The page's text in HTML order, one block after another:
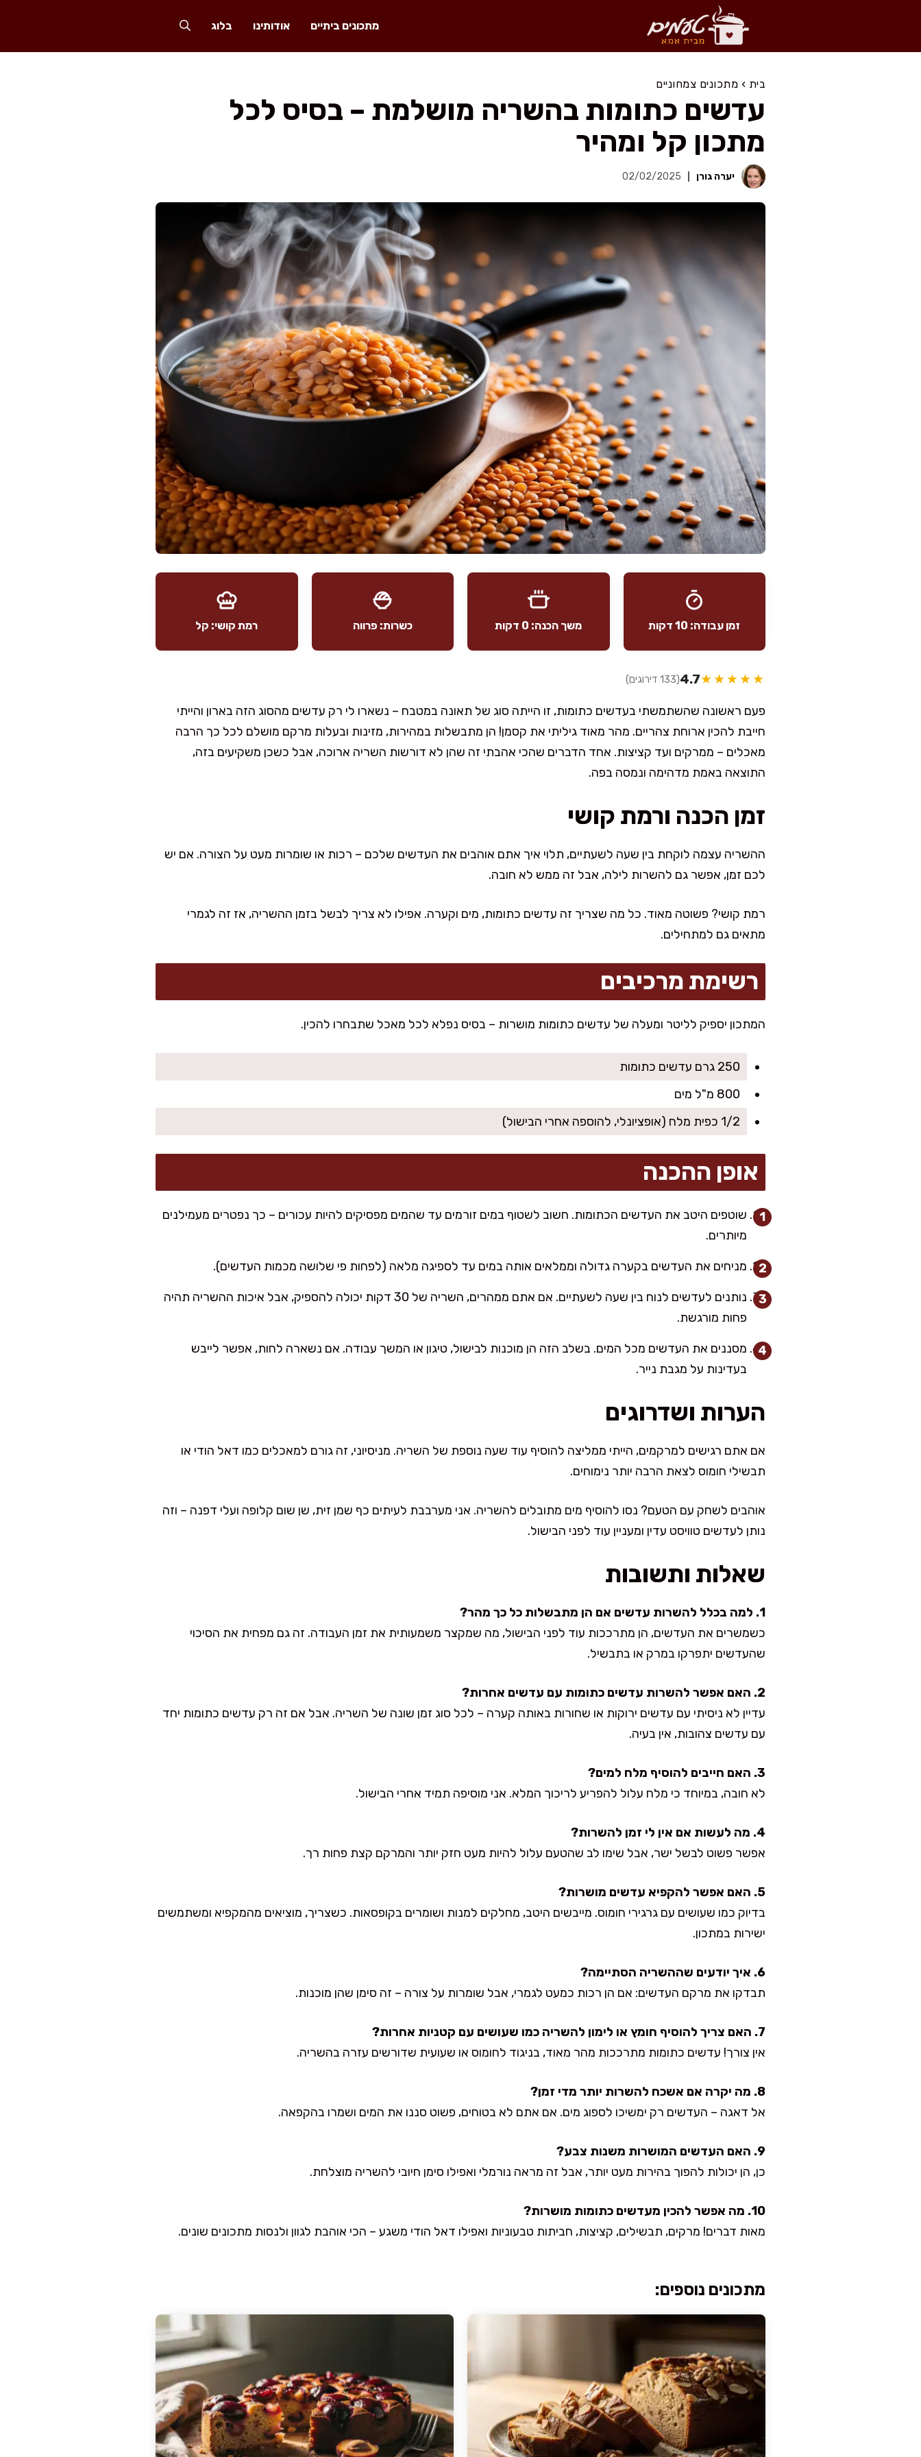
מתכונים ביתיים אודותינו בלוג
בית › מתכונים צמחוניים
עדשים כתומות בהשריה מושלמת – בסיס לכל
מתכון קל ומהיר
יערה גורן 02/02/2025
זמן עבודה: 10 דקות משך הכנה: 0 דקות כשרות: פרווה רמת קושי: קל
★★★★★
4.7(133 דירוגים)
פעם ראשונה שהשתמשתי בעדשים כתומות, זו הייתה סוג של תאונה במטבח – נשארו לי רק עדשים מהסוג הזה בארון והייתי
חייבת להכין ארוחת צהריים. מהר מאוד גיליתי את קסמן! הן מתבשלות במהירות, מזינות ובעלות מרקם מושלם לכל כך הרבה
מאכלים – ממרקים ועד קציצות. אחד הדברים שהכי אהבתי זה שהן לא דורשות השריה ארוכה, אבל כשכן משקיעים בזה,
התוצאה באמת מדהימה ונמסה בפה.
זמן הכנה ורמת קושי
ההשריה עצמה לוקחת בין שעה לשעתיים, תלוי איך אתם אוהבים את העדשים שלכם – רכות או שומרות מעט על הצורה. אם יש
לכם זמן, אפשר גם להשרות לילה, אבל זה ממש לא חובה.
רמת קושי? פשוטה מאוד. כל מה שצריך זה עדשים כתומות, מים וקערה. אפילו לא צריך לבשל בזמן ההשריה, אז זה לגמרי
מתאים גם למתחילים.
רשימת מרכיבים
המתכון יספיק לליטר ומעלה של עדשים כתומות מושרות – בסיס נפלא לכל מאכל שתבחרו להכין.
250 גרם עדשים כתומות
800 מ"ל מים
1/2 כפית מלח (אופציונלי, להוספה אחרי הבישול)
אופן ההכנה
שוטפים היטב את העדשים הכתומות. חשוב לשטוף במים זורמים עד שהמים מפסיקים להיות עכורים – כך נפטרים מעמילנים
מיותרים.
מניחים את העדשים בקערה גדולה וממלאים אותה במים עד לספיגה מלאה (לפחות פי שלושה מכמות העדשים).
נותנים לעדשים לנוח בין שעה לשעתיים. אם אתם ממהרים, השריה של 30 דקות יכולה להספיק, אבל איכות ההשריה תהיה
פחות מורגשת.
מסננים את העדשים מכל המים. בשלב הזה הן מוכנות לבישול, טיגון או המשך עבודה. אם נשארה לחות, אפשר לייבש
בעדינות על מגבת נייר.
הערות ושדרוגים
אם אתם רגישים למרקמים, הייתי ממליצה להוסיף עוד שעה נוספת של השריה. מניסיוני, זה גורם למאכלים כמו דאל הודי או
תבשילי חומוס לצאת הרבה יותר נימוחים.
אוהבים לשחק עם הטעם? נסו להוסיף מים מתובלים להשריה. אני מערבבת לעיתים כף שמן זית, שן שום קלופה ועלי דפנה – וזה
נותן לעדשים טוויסט עדין ומעניין עוד לפני הבישול.
שאלות ותשובות
1. למה בכלל להשרות עדשים אם הן מתבשלות כל כך מהר?
כשמשרים את העדשים, הן מתרככות עוד לפני הבישול, מה שמקצר משמעותית את זמן העבודה. זה גם מפחית את הסיכוי
שהעדשים יתפרקו במרק או בתבשיל.
2. האם אפשר להשרות עדשים כתומות עם עדשים אחרות?
עדיין לא ניסיתי עם עדשים ירוקות או שחורות באותה קערה – לכל סוג זמן שונה של השריה. אבל אם זה רק עדשים כתומות יחד
עם עדשים צהובות, אין בעיה.
3. האם חייבים להוסיף מלח למים?
לא חובה, במיוחד כי מלח עלול להפריע לריכוך המלא. אני מוסיפה תמיד אחרי הבישול.
4. מה לעשות אם אין לי זמן להשרות?
אפשר פשוט לבשל ישר, אבל שימו לב שהטעם עלול להיות מעט חזק יותר והמרקם קצת פחות רך.
5. האם אפשר להקפיא עדשים מושרות?
בדיוק כמו שעושים עם גרגירי חומוס. מייבשים היטב, מחלקים למנות ושומרים בקופסאות. כשצריך, מוציאים מהמקפיא ומשתמשים
ישירות במתכון.
6. איך יודעים שההשריה הסתיימה?
תבדקו את מרקם העדשים: אם הן רכות כמעט לגמרי, אבל שומרות על צורה – זה סימן שהן מוכנות.
7. האם צריך להוסיף חומץ או לימון להשריה כמו שעושים עם קטניות אחרות?
אין צורך! עדשים כתומות מתרככות מהר מאוד, בניגוד לחומוס או שעועית שדורשים עזרה בהשריה.
8. מה יקרה אם אשכח להשרות יותר מדי זמן?
אל דאגה – העדשים רק ימשיכו לספוג מים. אם אתם לא בטוחים, פשוט סננו את המים ושמרו בהקפאה.
9. האם העדשים המושרות משנות צבע?
כן, הן יכולות להפוך בהירות מעט יותר, אבל זה מראה נורמלי ואפילו סימן חיובי להשריה מוצלחת.
10. מה אפשר להכין מעדשים כתומות מושרות?
מאות דברים! מרקים, תבשילים, קציצות, חביתות טבעוניות ואפילו דאל הודי משגע – הכי אוהבת לגוון ולנסות מתכונים שונים.
מתכונים נוספים: